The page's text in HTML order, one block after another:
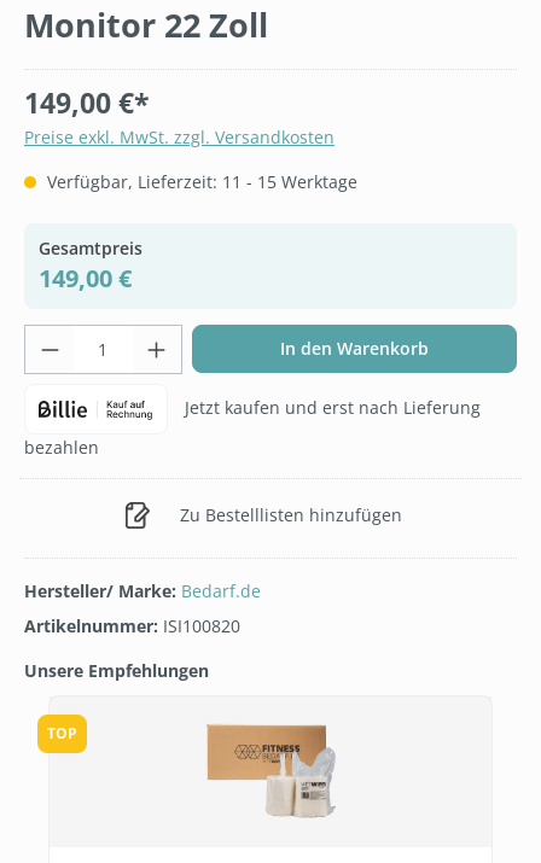
Monitor 22 Zoll
149,00 €*
Preise exkl. MwSt. zzgl. Versandkosten
Verfügbar, Lieferzeit: 11 - 15 Werktage
Gesamtpreis
149,00 €
Produkt Anzahl: Gib den gewünschten
In den Warenkorb
Jetzt kaufen und erst nach Lieferung
bezahlen
Zu Bestelllisten hinzufügen
Hersteller/ Marke: Bedarf.de
Artikelnummer: ISI100820
Unsere Empfehlungen
TOP